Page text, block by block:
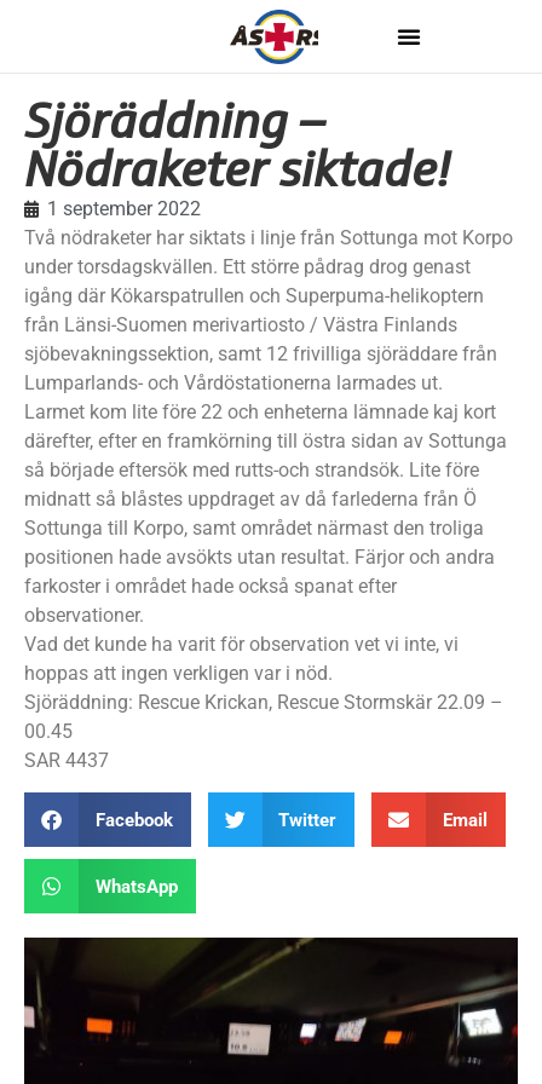
Sjöräddning –
Nödraketer siktade!
1 september 2022
Två nödraketer har siktats i linje från Sottunga mot Korpo
under torsdagskvällen. Ett större pådrag drog genast
igång där Kökarspatrullen och Superpuma-helikoptern
från Länsi-Suomen merivartiosto / Västra Finlands
sjöbevakningssektion, samt 12 frivilliga sjöräddare från
Lumparlands- och Vårdöstationerna larmades ut.
Larmet kom lite före 22 och enheterna lämnade kaj kort
därefter, efter en framkörning till östra sidan av Sottunga
så började eftersök med rutts-och strandsök. Lite före
midnatt så blåstes uppdraget av då farlederna från Ö
Sottunga till Korpo, samt området närmast den troliga
positionen hade avsökts utan resultat. Färjor och andra
farkoster i området hade också spanat efter
observationer.
Vad det kunde ha varit för observation vet vi inte, vi
hoppas att ingen verkligen var i nöd.
Sjöräddning: Rescue Krickan, Rescue Stormskär 22.09 –
00.45
SAR 4437
Facebook Twitter Email
WhatsApp